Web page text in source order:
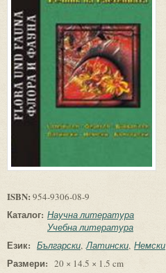
ISBN: 954-9306-08-9
Каталог: Научна литература
Учебна литература
Език: Български Латински Немски
Размери: 20 × 14.5 × 1.5 cm